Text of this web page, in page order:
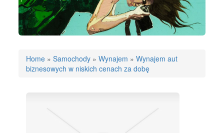
Home »Samochody »Wynajem »Wynajem aut
biznesowych w niskich cenach za dobę